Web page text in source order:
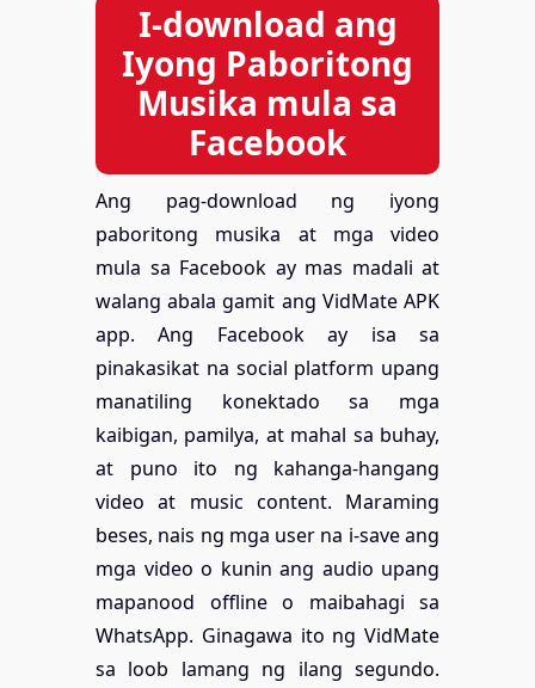
I-download ang
Iyong Paboritong
Musika mula sa
Facebook
Ang pag-download ng iyong
paboritong musika at mga video
mula sa Facebook ay mas madali at
walang abala gamit ang VidMate APK
app. Ang Facebook ay isa sa
pinakasikat na social platform upang
manatiling konektado sa mga
kaibigan, pamilya, at mahal sa buhay,
at puno ito ng kahanga-hangang
video at music content. Maraming
beses, nais ng mga user na i-save ang
mga video o kunin ang audio upang
mapanood offline o maibahagi sa
WhatsApp. Ginagawa ito ng VidMate
sa loob lamang ng ilang segundo.